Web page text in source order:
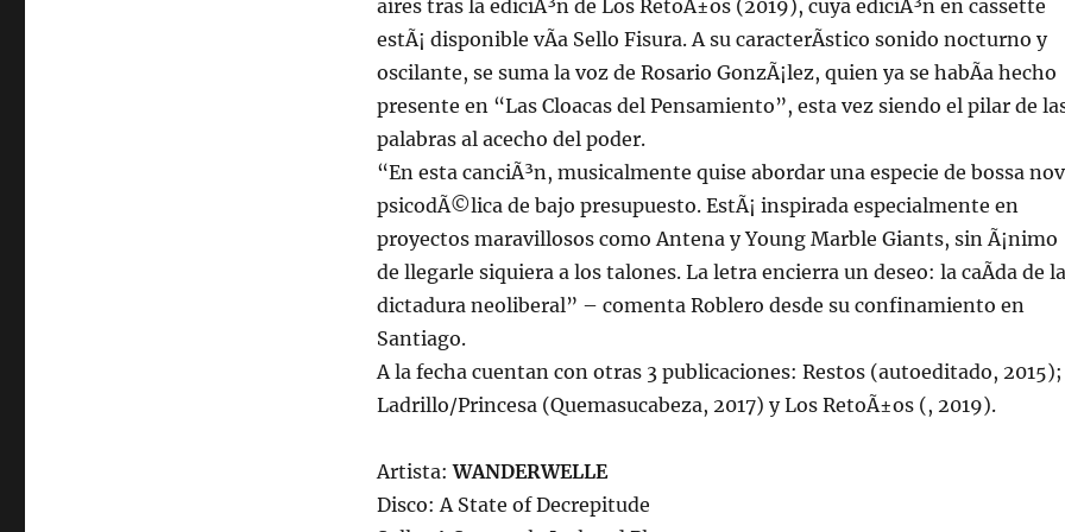
aires tras la ediciÃ³n de Los RetoÃ±os (2019), cuya ediciÃ³n en cassette
estÃ¡ disponible vÃ­a Sello Fisura. A su caracterÃ­stico sonido nocturno y
oscilante, se suma la voz de Rosario GonzÃ¡lez, quien ya se habÃ­a hecho
presente en “Las Cloacas del Pensamiento”, esta vez siendo el pilar de
palabras al acecho del poder.
“En esta canciÃ³n, musicalmente quise abordar una especie de bossa
psicodÃ©lica de bajo presupuesto. EstÃ¡ inspirada especialmente en
proyectos maravillosos como Antena y Young Marble Giants, sin Ã¡nimo
de llegarle siquiera a los talones. La letra encierra un deseo: la caÃ­da de la
dictadura neoliberal” – comenta Roblero desde su confinamiento en
Santiago.
A la fecha cuentan con otras 3 publicaciones: Restos (autoeditado, 2015);
Ladrillo/Princesa (Quemasucabeza, 2017) y Los RetoÃ±os (, 2019).
Artista:WANDERWELLE
Disco: A State of Decrepitude